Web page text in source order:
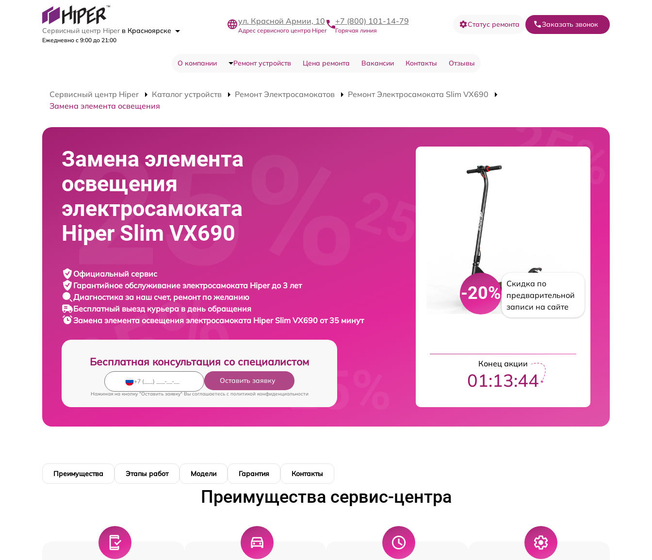
Сервисный центр Hiper в Красноярске
Ежедневно с 9:00 до 21:00
ул. Красной Армии, 10
Адрес сервисного центра Hiper
+7 (800) 101-14-79
Горячая линия
Статус ремонта Заказать звонок
О компании Ремонт устройств Цена ремонта Вакансии Контакты Отзывы
Сервисный центр Hiper Каталог устройств Ремонт Электросамокатов
Ремонт Электросамоката Slim VX690
Замена элемента освещения
Замена элемента
освещения
электросамоката
Hiper Slim VX690
Официальный сервис
Гарантийное обслуживание электросамоката Hiper до 3 лет
Диагностика за наш счет, ремонт по желанию
Бесплатный выезд курьера в день обращения
Замена элемента освещения электросамоката Hiper Slim VX690 от 35 минут
Бесплатная консультация со специалистом
Оставить заявку
Нажимая на кнопку "Оставить заявку" Вы соглашаетесь c политикой конфиденциальности
-20%
Скидка по
предварительной
записи на сайте
Конец акции
01:13:43
Преимущества Этапы работ Модели Гарантия Контакты
Преимущества сервис-центра